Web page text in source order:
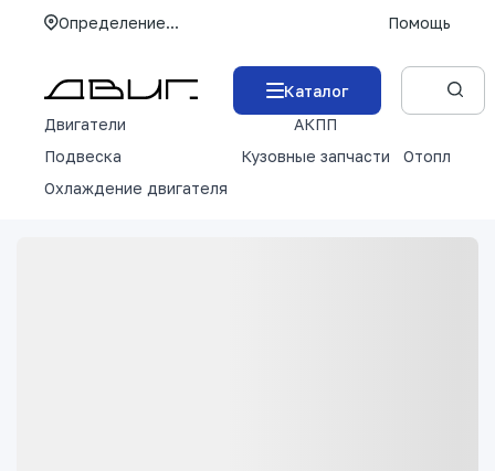
Определение... Помощь
Каталог
Двигатели
АКПП
Подвеска
Кузовные запчасти
Отопление
Охлаждение двигателя